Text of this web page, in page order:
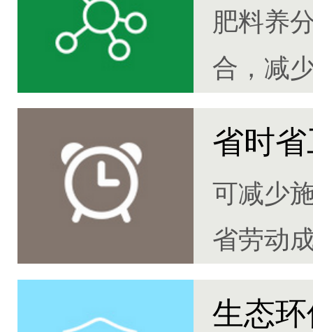
肥料养
合，减
30%
省时
可减少
省劳动
生态